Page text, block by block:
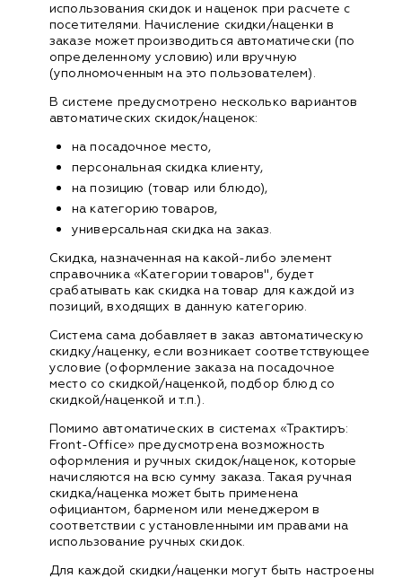
использования скидок и наценок при расчете с
посетителями. Начисление скидки/наценки в
заказе может производиться автоматически (по
определенному условию) или вручную
(уполномоченным на это пользователем).
В системе предусмотрено несколько вариантов
автоматических скидок/наценок:
на посадочное место,
персональная скидка клиенту,
на позицию (товар или блюдо),
на категорию товаров,
универсальная скидка на заказ.
Скидка, назначенная на какой-либо элемент
справочника «Категории товаров", будет
срабатывать как скидка на товар для каждой из
позиций, входящих в данную категорию.
Система сама добавляет в заказ автоматическую
скидку/наценку, если возникает соответствующее
условие (оформление заказа на посадочное
место со скидкой/наценкой, подбор блюд со
скидкой/наценкой и т.п.).
Помимо автоматических в системах «Трактиръ:
Front-Office» предусмотрена возможность
оформления и ручных скидок/наценок, которые
начисляются на всю сумму заказа. Такая ручная
скидка/наценка может быть применена
официантом, барменом или менеджером в
соответствии с установленными им правами на
использование ручных скидок.
Для каждой скидки/наценки могут быть настроены